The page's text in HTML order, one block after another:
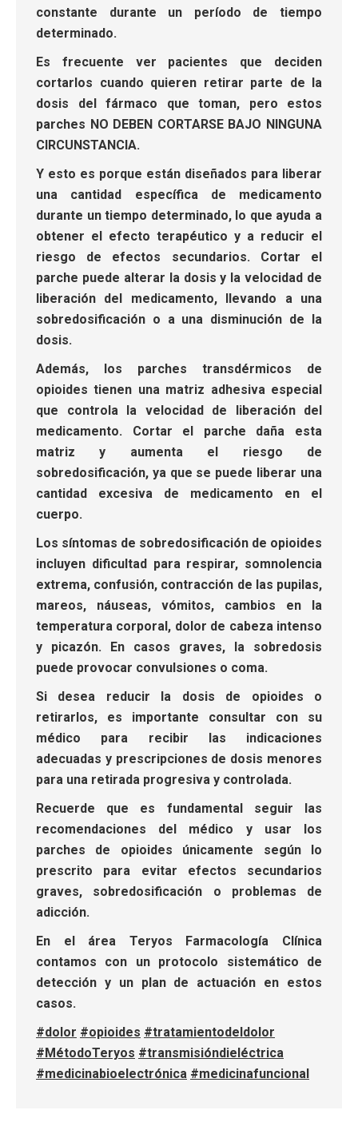
constante durante un período de tiempo
determinado.
Es frecuente ver pacientes que deciden
cortarlos cuando quieren retirar parte de la
dosis del fármaco que toman, pero estos
parches NO DEBEN CORTARSE BAJO NINGUNA
CIRCUNSTANCIA.
Y esto es porque están diseñados para liberar
una cantidad específica de medicamento
durante un tiempo determinado, lo que ayuda a
obtener el efecto terapéutico y a reducir el
riesgo de efectos secundarios. Cortar el
parche puede alterar la dosis y la velocidad de
liberación del medicamento, llevando a una
sobredosificación o a una disminución de la
dosis.
Además, los parches transdérmicos de
opioides tienen una matriz adhesiva especial
que controla la velocidad de liberación del
medicamento. Cortar el parche daña esta
matriz y aumenta el riesgo de
sobredosificación, ya que se puede liberar una
cantidad excesiva de medicamento en el
cuerpo.
Los síntomas de sobredosificación de opioides
incluyen dificultad para respirar, somnolencia
extrema, confusión, contracción de las pupilas,
mareos, náuseas, vómitos, cambios en la
temperatura corporal, dolor de cabeza intenso
y picazón. En casos graves, la sobredosis
puede provocar convulsiones o coma.
Si desea reducir la dosis de opioides o
retirarlos, es importante consultar con su
médico para recibir las indicaciones
adecuadas y prescripciones de dosis menores
para una retirada progresiva y controlada.
Recuerde que es fundamental seguir las
recomendaciones del médico y usar los
parches de opioides únicamente según lo
prescrito para evitar efectos secundarios
graves, sobredosificación o problemas de
adicción.
En el área Teryos Farmacología Clínica
contamos con un protocolo sistemático de
detección y un plan de actuación en estos
casos.
#dolor #opioides #tratamientodeldolor
#MétodoTeryos #transmisióndieléctrica
#medicinabioelectrónica #medicinafuncional